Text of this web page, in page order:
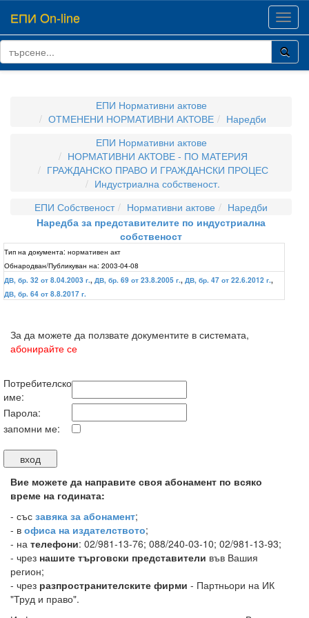
ЕПИ On-line
ЕПИ Нормативни актове
ОТМЕНЕНИ НОРМАТИВНИ АКТОВЕ
Наредби
ЕПИ Нормативни актове
НОРМАТИВНИ АКТОВЕ - ПО МАТЕРИЯ
ГРАЖДАНСКО ПРАВО И ГРАЖДАНСКИ ПРОЦЕС
Индустриална собственост.
ЕПИ Собственост
Нормативни актове
Наредби
Наредба за представителите по индустриална
собственост
Тип на документа: нормативен акт
Обнародван/Публикуван на: 2003-04-08
ДВ, бр. 32 от 8.04.2003 г., ДВ, бр. 69 от 23.8.2005 г., ДВ, бр. 47 от 22.6.2012 г.,
ДВ, бр. 64 от 8.8.2017 г.
За да можете да ползвате документите в системата,
абонирайте се
Потребителско
име:
Парола:
запомни ме:
Вие можете да направите своя абонамент по всяко
време на годината:
- със завяка за абонамент;
- в офиса на издателството;
- на телефони: 02/981-13-76; 088/240-03-10; 02/981-13-93;
- чрез нашите търговски представители във Вашия
регион;
- чрез разпространителските фирми - Партньори на ИК
"Труд и право".